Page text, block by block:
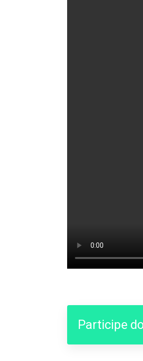
Participe